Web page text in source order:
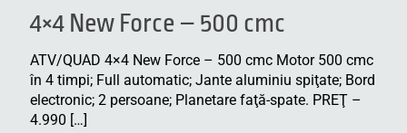
4×4 New Force – 500 cmc
ATV/QUAD 4×4 New Force – 500 cmc Motor 500 cmc
în 4 timpi; Full automatic; Jante aluminiu spiţate; Bord
electronic; 2 persoane; Planetare faţă-spate. PREŢ –
4.990 […]